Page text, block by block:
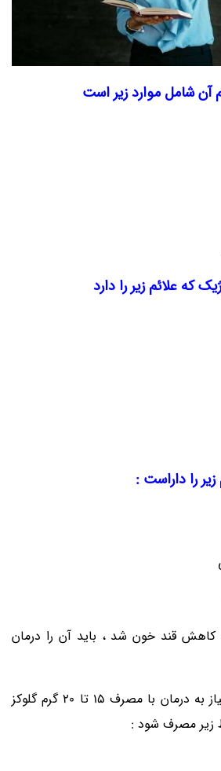
آن شامل موارد زیر است
که علائم زیر را دارد
را داراست :
قند خون شد ، باید آن را درمان
افت ضعیف قند خون نیاز به درمان با مصرف 15 تا 20 گرم گلوکز
زیر مصرف شود :